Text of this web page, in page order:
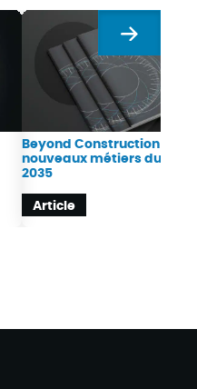
Beyond Construction : Les
nouveaux métiers du BTP
2035
Article
Suivant